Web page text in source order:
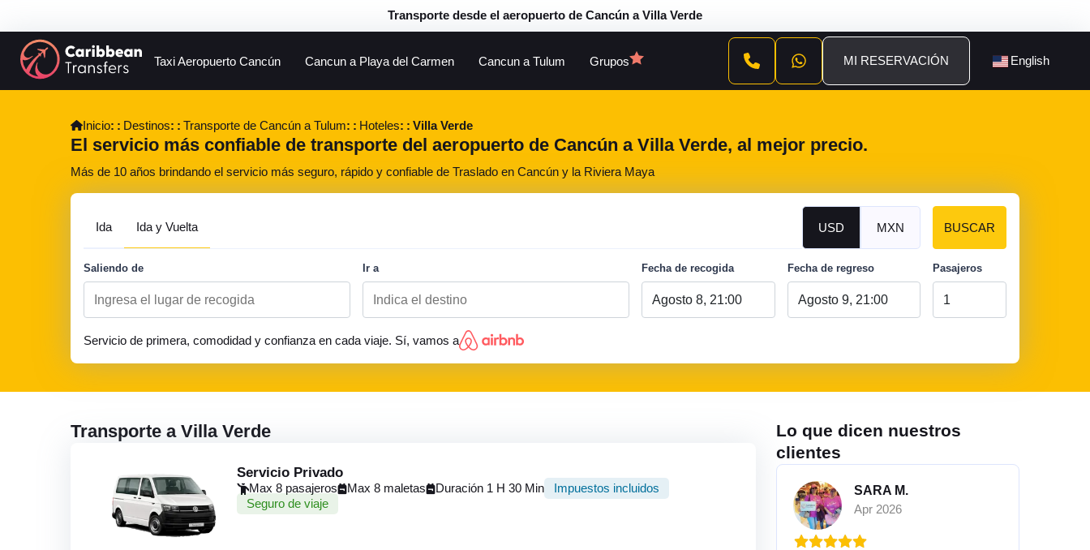
Transporte desde el aeropuerto de Cancún a Villa Verde
Taxi Aeropuerto Cancún Cancun a Playa del Carmen Cancun a Tulum Grupos MI RESERVACIÓN English
Inicio Destinos Transporte de Cancún a Tulum Hoteles Villa Verde
El servicio más confiable de transporte del aeropuerto de Cancún a Villa Verde, al mejor precio.
Más de 10 años brindando el servicio más seguro, rápido y confiable de Traslado en Cancún y la Riviera Maya
Ida Ida y Vuelta USD MXN
Saliendo de Ir a Fecha de recogida Fecha de regreso Pasajeros
BUSCAR
Servicio de primera, comodidad y confianza en cada viaje. Sí, vamos a
Transporte a Villa Verde
Servicio Privado
Max 8 pasajeros Max 8 maletas Duración 1 H 30 Min
Impuestos incluidos
Seguro de viaje
Lo que dicen nuestros
clientes
SARA M.
Apr 2026